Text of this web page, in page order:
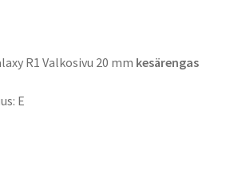
R1 Valkosivu 20 mm kesärengas
E